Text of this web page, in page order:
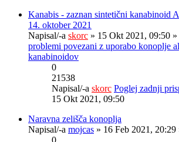
Kanabis - zaznan sintetični
14. oktober 2021
Napisal/-a skorc » 15 Okt 2021, 09:50
problemi povezani z uporabo konoplje
kanabinoidov
0
21538
Napisal/-a skorc Poglej zadnji
15 Okt 2021, 09:50
Naravna zelišča konoplja
Napisal/-a mojcas » 16 Feb 2021, 20:29
0